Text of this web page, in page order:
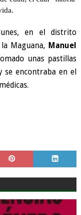
en el distrito
Maguana, Manuel
unas pastillas
encontraba en el